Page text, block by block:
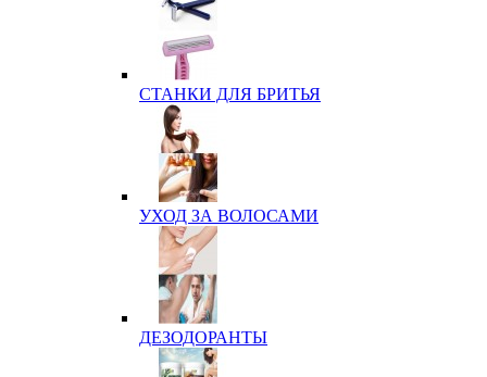
СТАНКИ ДЛЯ БРИТЬЯ
УХОД ЗА ВОЛОСАМИ
ДЕЗОДОРАНТЫ